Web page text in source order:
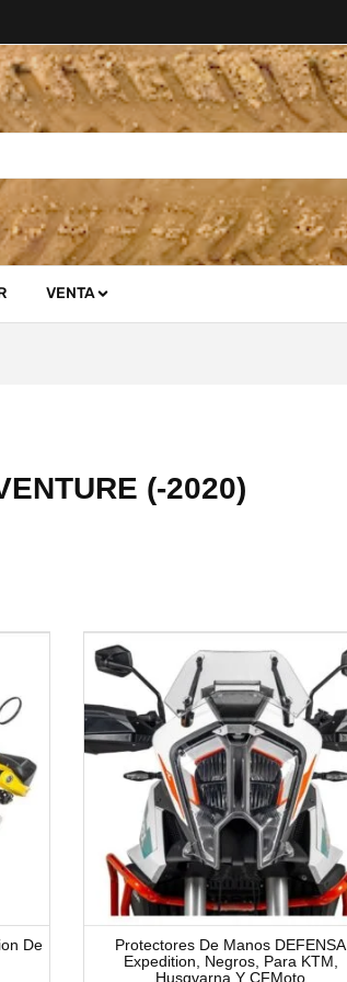
VENTA
(-2020)
De
Protectores De Manos DEFENSA
Expedition, Negros, Para KTM,
Husqvarna Y CFMoto